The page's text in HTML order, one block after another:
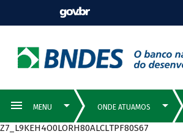
Z7_L9KEH4O0LORH80ALCLTPF80S67